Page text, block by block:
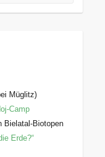
Müglitz)
Camp
Bielatal-Biotopen
Erde?“